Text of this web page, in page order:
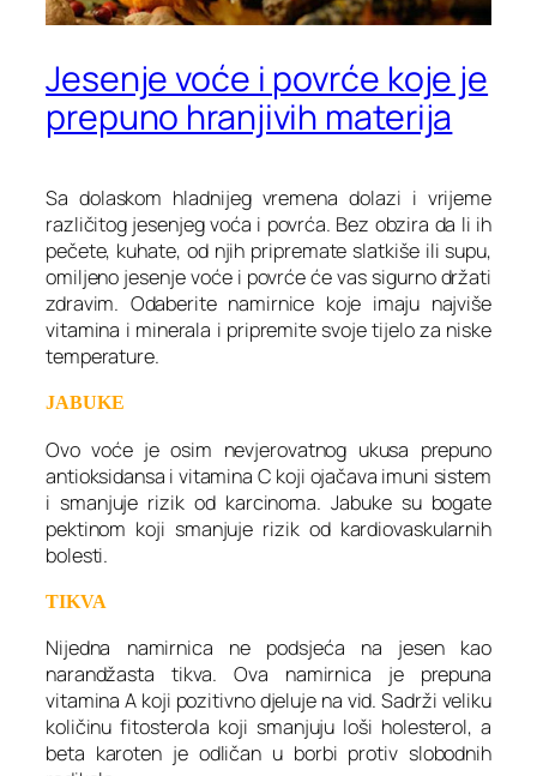
Jesenje voće i povrće koje je
prepuno hranjivih materija
Sa dolaskom hladnijeg vremena dolazi i vrijeme
različitog jesenjeg voća i povrća. Bez obzira da li ih
pečete, kuhate, od njih pripremate slatkiše ili supu,
omiljeno jesenje voće i povrće će vas sigurno držati
zdravim. Odaberite namirnice koje imaju najviše
vitamina i minerala i pripremite svoje tijelo za niske
temperature.
JABUKE
Ovo voće je osim nevjerovatnog ukusa prepuno
antioksidansa i vitamina C koji ojačava imuni sistem
i smanjuje rizik od karcinoma. Jabuke su bogate
pektinom koji smanjuje rizik od kardiovaskularnih
bolesti.
TIKVA
Nijedna namirnica ne podsjeća na jesen kao
narandžasta tikva. Ova namirnica je prepuna
vitamina A koji pozitivno djeluje na vid. Sadrži veliku
količinu fitosterola koji smanjuju loši holesterol, a
beta karoten je odličan u borbi protiv slobodnih